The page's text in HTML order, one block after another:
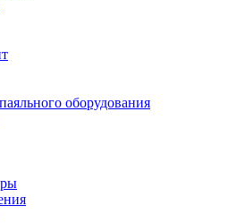
оборудования